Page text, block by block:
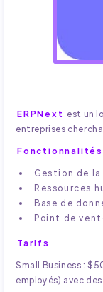
ERPNext est un
entreprises
Fonctionnalités
Gestion de
Ressources
Base de
Point de
Tarifs
Small Business :
employés) avec